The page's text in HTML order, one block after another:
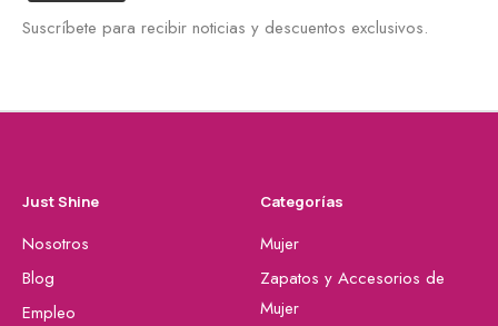
Suscríbete para recibir noticias y descuentos exclusivos.
Just Shine
Nosotros
Blog
Empleo
Categorías
Mujer
Zapatos y Accesorios de
Mujer